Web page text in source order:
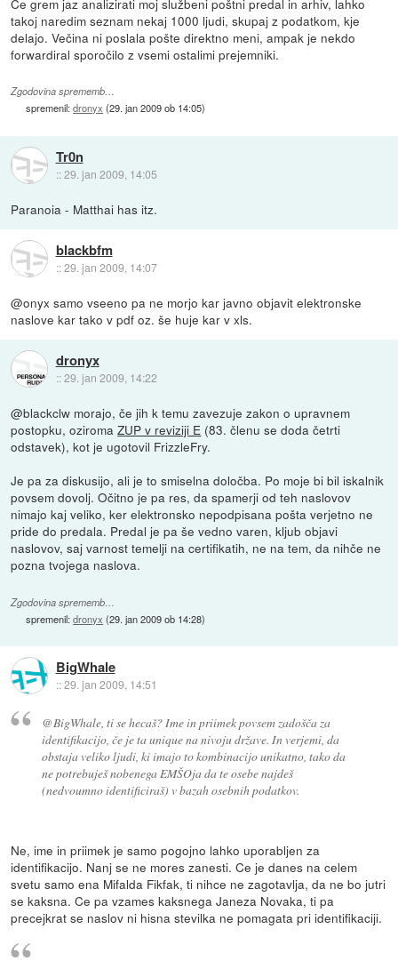
Če grem jaz analizirati moj službeni poštni predal in arhiv, lahko
takoj naredim seznam nekaj 1000 ljudi, skupaj z podatkom, kje
delajo. Večina ni poslala pošte direktno meni, ampak je nekdo
forwardiral sporočilo z vsemi ostalimi prejemniki.
Zgodovina sprememb…
spremenil:dronyx (29. jan 2009 ob 14:05)
Tr0n
::29. jan 2009, 14:05
Paranoia - Matthai has itz.
blackbfm
::29. jan 2009, 14:07
@onyx samo vseeno pa ne morjo kar javno objavit elektronske
naslove kar tako v pdf oz. še huje kar v xls.
dronyx
::29. jan 2009, 14:22
@blackclw morajo, če jih k temu zavezuje zakon o upravnem
postopku, oziromaZUP v reviziji E (83. členu se doda četrti
odstavek), kot je ugotovil FrizzleFry.
Je pa za diskusijo, ali je to smiselna določba. Po moje bi bil iskalnik
povsem dovolj. Očitno je pa res, da spamerji od teh naslovov
nimajo kaj veliko, ker elektronsko nepodpisana pošta verjetno ne
pride do predala. Predal je pa še vedno varen, kljub objavi
naslovov, saj varnost temelji na certifikatih, ne na tem, da nihče ne
pozna tvojega naslova.
Zgodovina sprememb…
spremenil:dronyx (29. jan 2009 ob 14:28)
BigWhale
::29. jan 2009, 14:51
@BigWhale, ti se hecaš? Ime in priimek povsem zadošča za
identifikacijo, če je ta unique na nivoju države. In verjemi, da
obstaja veliko ljudi, ki imajo to kombinacijo unikatno, tako da
ne potrebuješ nobenega EMŠOja da te osebe najdeš
(nedvoumno identificiraš) v bazah osebnih podatkov.
Ne, ime in priimek je samo pogojno lahko uporabljen za
identifikacijo. Nanj se ne mores zanesti. Ce je danes na celem
svetu samo ena Mifalda Fikfak, ti nihce ne zagotavlja, da ne bo jutri
se kaksna. Ce pa vzames kaksnega Janeza Novaka, ti pa
precejkrat se naslov ni hisna stevilka ne pomagata pri identifikaciji.